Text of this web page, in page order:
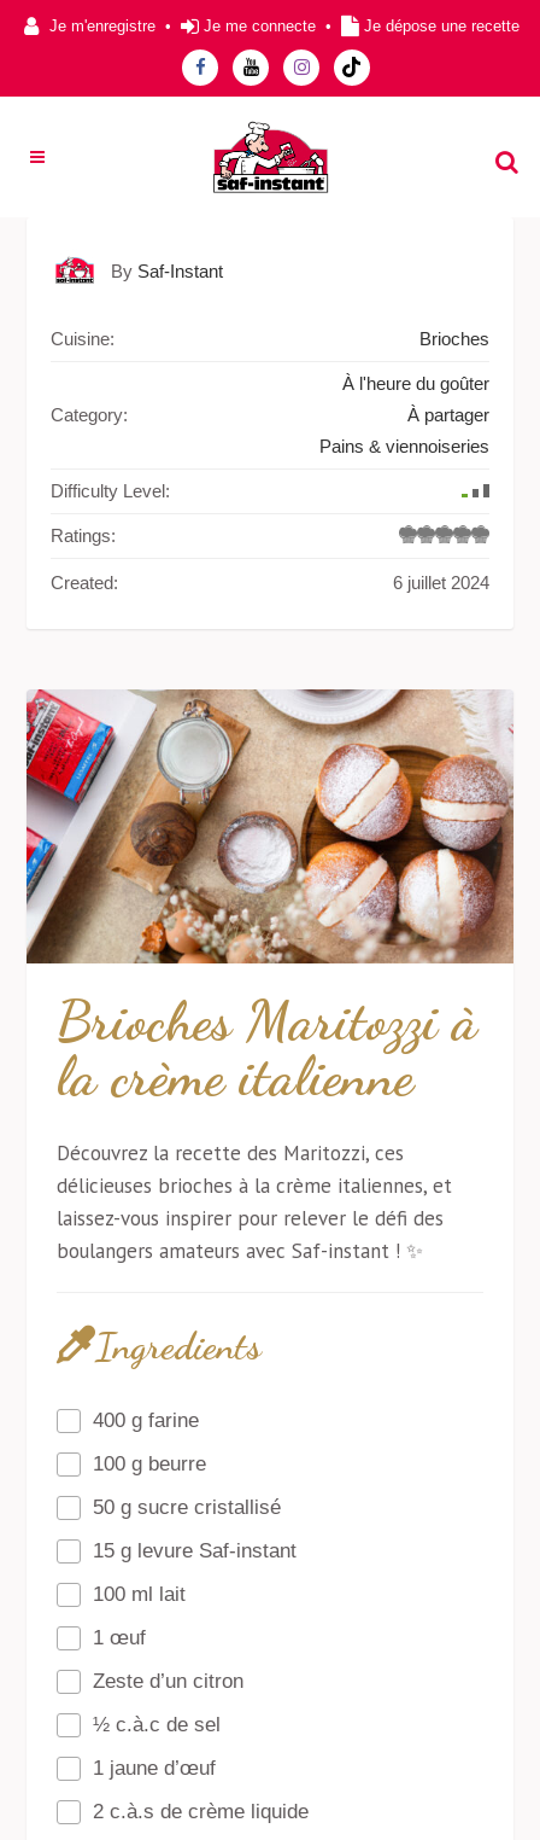
Je m'enregistre • Je me connecte • Je dépose une recette
By Saf-Instant
Cuisine: Brioches
Category:
À l'heure du goûter
À partager
Pains & viennoiseries
Difficulty Level:
Ratings:
Created: 6 juillet 2024
Brioches Maritozzi à
la crème italienne
Découvrez la recette des Maritozzi, ces
délicieuses brioches à la crème italiennes, et
laissez-vous inspirer pour relever le défi des
boulangers amateurs avec Saf-instant ! ✨
Ingredients
400 g farine
100 g beurre
50 g sucre cristallisé
15 g levure Saf-instant
100 ml lait
1 œuf
Zeste d’un citron
½ c.à.c de sel
1 jaune d’œuf
2 c.à.s de crème liquide